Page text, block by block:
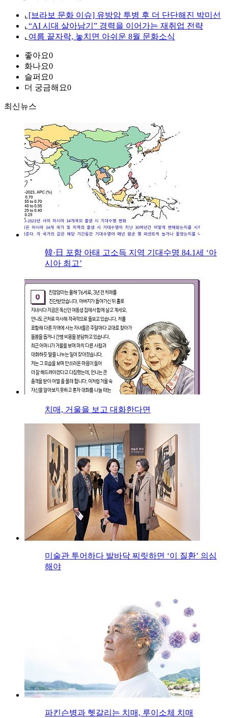
⌞ [브라보 문화 이슈] 유방암 투병 후 더 단단해진 박미선
⌞ “AI 시대 살아남기” 경력을 이어가는 재취업 전략
⌞ 여름 끝자락, 놓치면 아쉬운 8월 문화소식
좋아요0
화나요0
슬퍼요0
더 궁금해요0
최신뉴스
韓·日 포함 아태 고소득 지역 기대수명 84.1세 ‘아
시아 최고’
치매, 거울을 보고 대화한다면
미술관 투어하다 발바닥 찌릿하면 ‘이 질환’ 의심
해야
파킨슨병과 헷갈리는 치매, 루이소체 치매